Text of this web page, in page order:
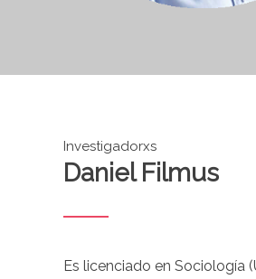
Investigadorxs
Daniel Filmus
Es licenciado en Sociología